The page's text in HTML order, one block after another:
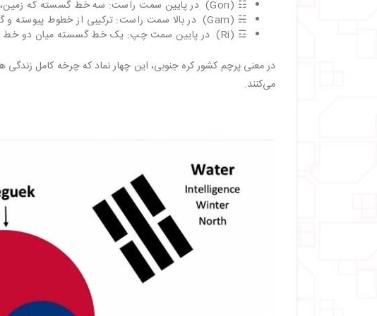
☷ (Gon) در پایین سمت راست: سه خط گسسته که زمین، باروری و پذیرش را نشان می‌دهد.
☵ (Gam) در بالا سمت راست: ترکیبی از خطوط پیوسته و گسسته که نماد آب، خرد و زندگی است.
☲ (Ri) در پایین سمت چپ: یک خط گسسته میان دو خط پیوسته که نشانه آتش، شور و انرژی است.
در معنی پرچم کشور کره جنوبی، این چهار نماد که چرخه کامل
می‌کنند.